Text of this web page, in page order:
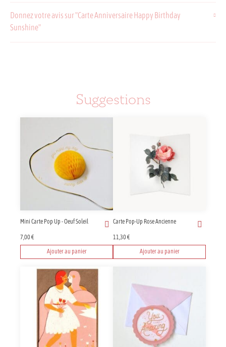
Donnez votre avis sur "Carte Anniversaire Happy Birthday
Sunshine"
Suggestions
Mini Carte Pop Up - Oeuf Soleil
7,00€
Ajouter au panier
Carte Pop-Up Rose Ancienne
11,30€
Ajouter au panier